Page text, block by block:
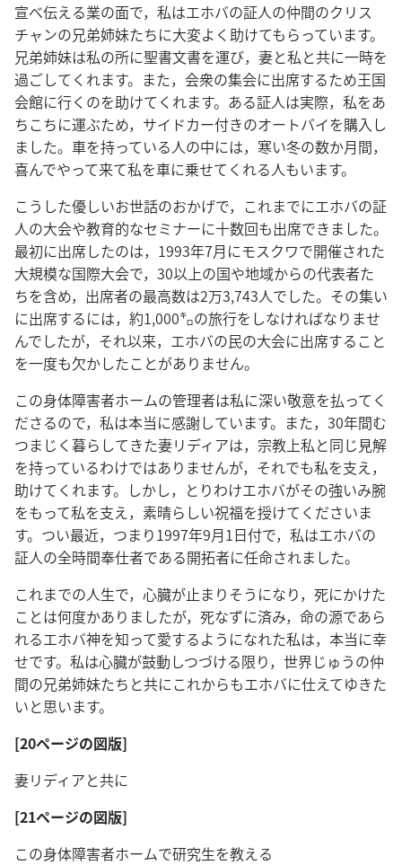
宣べ伝える業の面で，私はエホバの証人の仲間のクリス
チャンの兄弟姉妹たちに大変よく助けてもらっています。
兄弟姉妹は私の所に聖書文書を運び，妻と私と共に一時を
過ごしてくれます。また，会衆の集会に出席するため王国
会館に行くのを助けてくれます。ある証人は実際，私をあ
ちこちに運ぶため，サイドカー付きのオートバイを購入し
ました。車を持っている人の中には，寒い冬の数か月間，
喜んでやって来て私を車に乗せてくれる人もいます。
こうした優しいお世話のおかげで，これまでにエホバの証
人の大会や教育的なセミナーに十数回も出席できました。
最初に出席したのは，1993年7月にモスクワで開催された
大規模な国際大会で，30以上の国や地域からの代表者た
ちを含め，出席者の最高数は2万3,743人でした。その集い
に出席するには，約1,000㌔の旅行をしなければなりませ
んでしたが，それ以来，エホバの民の大会に出席すること
を一度も欠かしたことがありません。
この身体障害者ホームの管理者は私に深い敬意を払ってく
ださるので，私は本当に感謝しています。また，30年間む
つまじく暮らしてきた妻リディアは，宗教上私と同じ見解
を持っているわけではありませんが，それでも私を支え，
助けてくれます。しかし，とりわけエホバがその強いみ腕
をもって私を支え，素晴らしい祝福を授けてくださいま
す。つい最近，つまり1997年9月1日付で，私はエホバの
証人の全時間奉仕者である開拓者に任命されました。
これまでの人生で，心臓が止まりそうになり，死にかけた
ことは何度かありましたが，死なずに済み，命の源であら
れるエホバ神を知って愛するようになれた私は，本当に幸
せです。私は心臓が鼓動しつづける限り，世界じゅうの仲
間の兄弟姉妹たちと共にこれからもエホバに仕えてゆきた
いと思います。
[20ページの図版]
妻リディアと共に
[21ページの図版]
この身体障害者ホームで研究生を教える